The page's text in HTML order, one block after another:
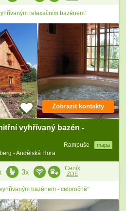
relaxačním bazénem“
vyhřívaný bazén -
Rampuše mapa
- Andělská Hora
Zobrazit kontakty
3x
Ceník
ZDE
bazénem - celoročně“